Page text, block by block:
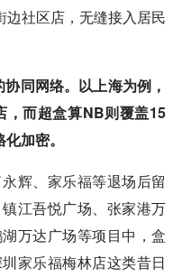
社区店，无缝接入居民
同网络。以上海为例，
，而超盒算NB则覆盖15
加密。
永辉、 家乐福等退场后留
江吾悦广场、张家港万
万达广场等项目中，盒
家乐福梅林店这类昔日